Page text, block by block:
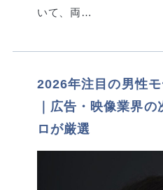
いて、両…
2026年注目の男性
｜広告・映像業界
ロが厳選